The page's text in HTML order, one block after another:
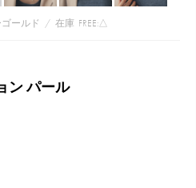
ールド / 在庫 FREE:△
ン パール